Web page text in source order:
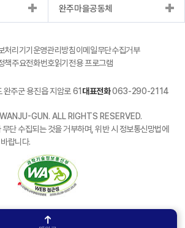
완주마을공동체
처리기기운영관리방침이메일무단수집거부
책주요전화번호읽기전용 프로그램
주군 용진읍 지암로 61 대표전화063-290-2114
GUN. ALL RIGHTS RESERVED.
단 수집되는 것을 거부하며, 위반 시 정보통신망법에
랍니다.